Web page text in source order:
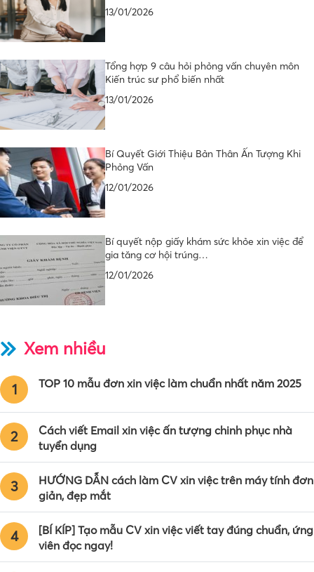
13/01/2026
Tổng hợp 9 câu hỏi phỏng vấn chuyên môn
Kiến trúc sư phổ biến nhất
13/01/2026
Bí Quyết Giới Thiệu Bản Thân Ấn Tượng Khi
Phỏng Vấn
12/01/2026
Bí quyết nộp giấy khám sức khỏe xin việc để
gia tăng cơ hội trúng…
12/01/2026
Xem nhiều
1 TOP 10 mẫu đơn xin việc làm chuẩn nhất năm 2025
2
Cách viết Email xin việc ấn tượng chinh phục nhà
tuyển dụng
3
HƯỚNG DẪN cách làm CV xin việc trên máy tính đơn
giản, đẹp mắt
4
[BÍ KÍP] Tạo mẫu CV xin việc viết tay đúng chuẩn, ứng
viên đọc ngay!